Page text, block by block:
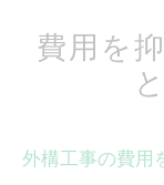
費用を
外構工事の費用